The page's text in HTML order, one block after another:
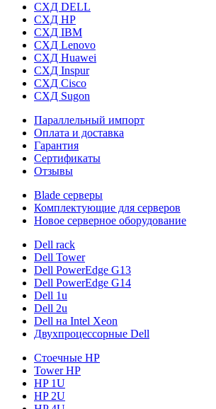
СХД DELL
СХД HP
СХД IBM
СХД Lenovo
СХД Huawei
СХД Inspur
СХД Cisco
СХД Sugon
Параллельный импорт
Оплата и доставка
Гарантия
Сертификаты
Отзывы
Blade серверы
Комплектующие для серверов
Новое серверное оборудование
Dell rack
Dell Tower
Dell PowerEdge G13
Dell PowerEdge G14
Dell 1u
Dell 2u
Dell на Intel Xeon
Двухпроцессорные Dell
Стоечные HP
Tower HP
HP 1U
HP 2U